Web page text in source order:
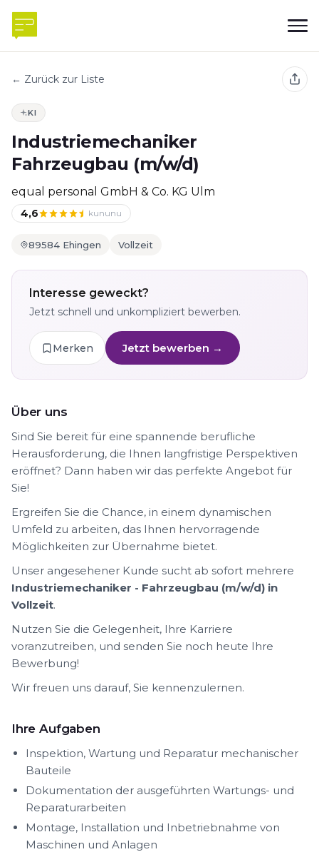
← Zurück zur Liste
KI
Industriemechaniker
Fahrzeugbau (m/w/d)
equal personal GmbH & Co. KG Ulm
4,6 kununu
89584 Ehingen Vollzeit
Interesse geweckt?
Jetzt schnell und unkompliziert bewerben.
Merken Jetzt bewerben →
Über uns
Sind Sie bereit für eine spannende berufliche
Herausforderung, die Ihnen langfristige Perspektiven
eröffnet? Dann haben wir das perfekte Angebot für
Sie!
Ergreifen Sie die Chance, in einem dynamischen
Umfeld zu arbeiten, das Ihnen hervorragende
Möglichkeiten zur Übernahme bietet.
Unser angesehener Kunde sucht ab sofort mehrere
Industriemechaniker - Fahrzeugbau (m/w/d) in
Vollzeit.
Nutzen Sie die Gelegenheit, Ihre Karriere
voranzutreiben, und senden Sie noch heute Ihre
Bewerbung!
Wir freuen uns darauf, Sie kennenzulernen.
Ihre Aufgaben
Inspektion, Wartung und Reparatur mechanischer
Bauteile
Dokumentation der ausgeführten Wartungs- und
Reparaturarbeiten
Montage, Installation und Inbetriebnahme von
Maschinen und Anlagen